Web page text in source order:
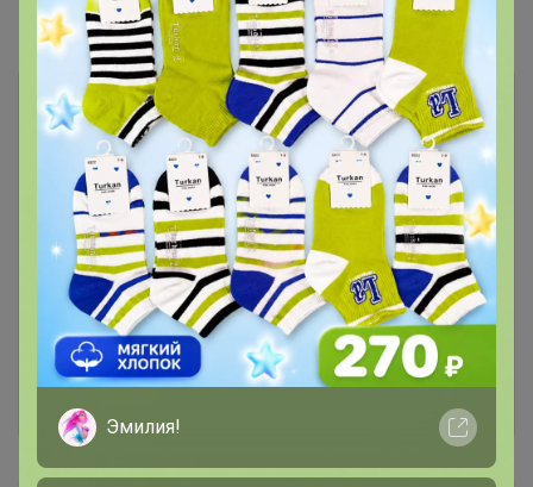
Комментарии 1
Чтобы написать комментарий необходимо
авторизоваться на сайте!
Это займет меньше минуты
Войти Зарегистрироваться
Эмилия!